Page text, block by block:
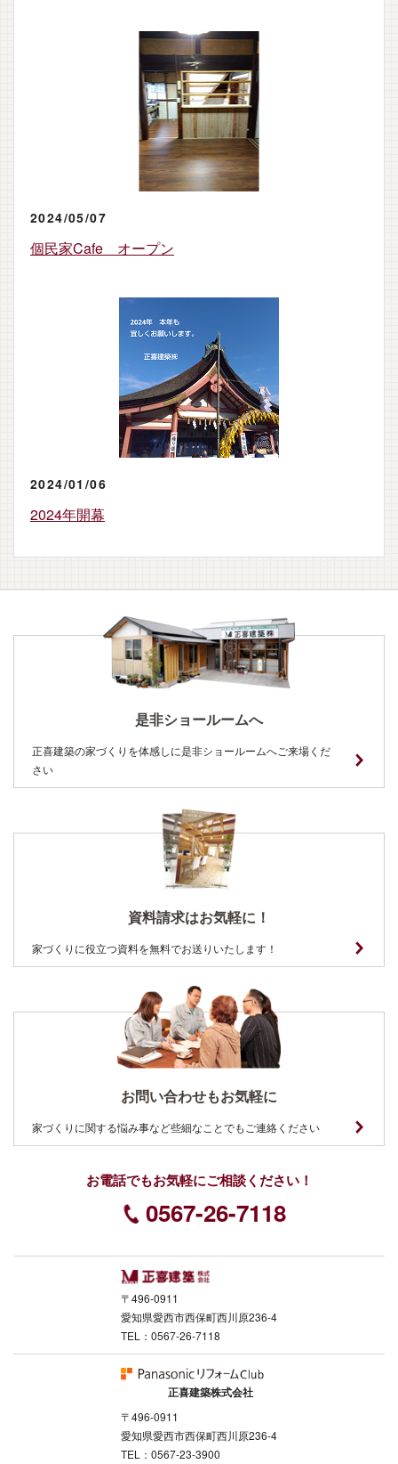
2024/05/07
個民家Cafe オープン
2024/01/06
2024年開幕
是非ショールームへ
正喜建築の家づくりを体感しに是非ショールームへご来場くだ
さい
資料請求はお気軽に！
家づくりに役立つ資料を無料でお送りいたします！
お問い合わせもお気軽に
家づくりに関する悩み事など些細なことでもご連絡ください
お電話でもお気軽にご相談ください！
0567-26-7118
〒496-0911
愛知県愛西市西保町西川原236-4
TEL：0567-26-7118
正喜建築株式会社
〒496-0911
愛知県愛西市西保町西川原236-4
TEL：0567-23-3900